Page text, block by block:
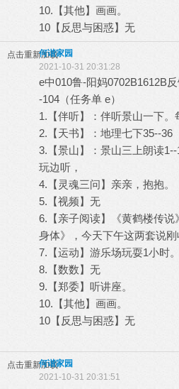
10.【其他】画画。
10【反思与困惑】无
点击重新加载
何谐家园
2021-10-31 20:31:28
e中010鲁-阳妈0702B1612B
-104（任务单 e）
1.【伴听】：伴听景山一下。
2.【天书】：地理七下35--36
3.【景山】：景山三上朗读
玩边听，
4.【灵魂三问】亲亲，抱抱。
5.【视频】无
6.【亲子阅读】《黄鹤楼传
身体》，今天下午这两套说刚
7.【运动】游乐场玩耍1小时。
8.【数数】无
9.【郑委】听讲座。
10.【其他】画画。
10【反思与困惑】无
点击重新加载
何谐家园
2021-10-31 20:31:51